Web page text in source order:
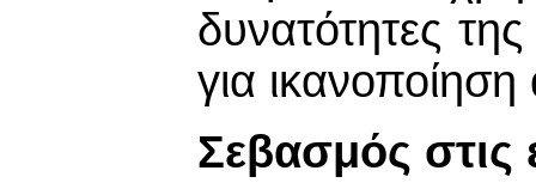
δυνατότητες
για
Σεβασμός στις